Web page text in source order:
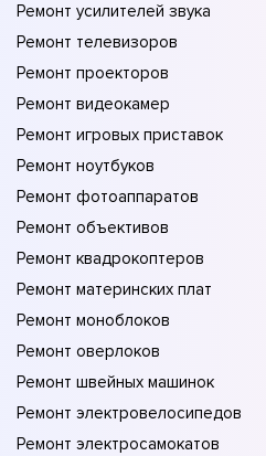
Ремонт усилителей звука
Ремонт телевизоров
Ремонт проекторов
Ремонт видеокамер
Ремонт игровых приставок
Ремонт ноутбуков
Ремонт фотоаппаратов
Ремонт объективов
Ремонт квадрокоптеров
Ремонт материнских плат
Ремонт моноблоков
Ремонт оверлоков
Ремонт швейных машинок
Ремонт электровелосипедов
Ремонт электросамокатов